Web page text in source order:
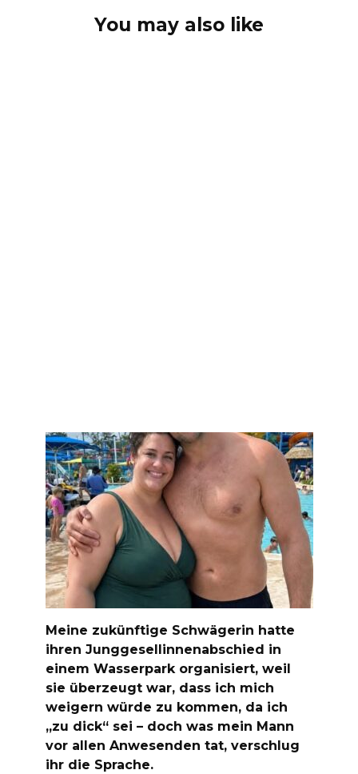
You may also like
Meine zukünftige Schwägerin hatte
ihren Junggesellinnenabschied in
einem Wasserpark organisiert, weil
sie überzeugt war, dass ich mich
weigern würde zu kommen, da ich
„zu dick“ sei – doch was mein Mann
vor allen Anwesenden tat, verschlug
ihr die Sprache.